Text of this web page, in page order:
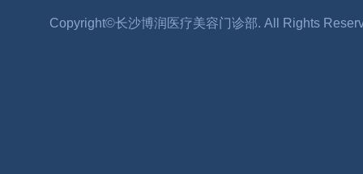
Copyright©长沙博润医疗美容门诊部. All Rights